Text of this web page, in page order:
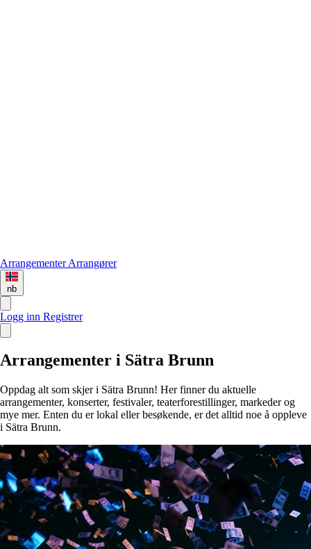
ArrangementerArrangører
nb
Logg inn Registrer
Arrangementer i Sätra Brunn
Oppdag alt som skjer i Sätra Brunn! Her finner du aktuelle
arrangementer, konserter, festivaler, teaterforestillinger, markeder og
mye mer. Enten du er lokal eller besøkende, er det alltid noe å oppleve
i Sätra Brunn.